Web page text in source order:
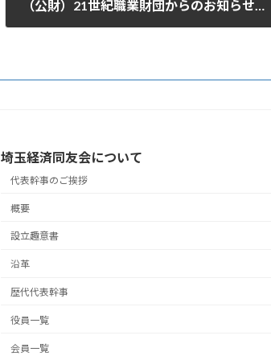
（公財）21世紀職業財団からのお知らせ「『ハラスメント防止コンサルタント』養成講座・認定試験」のご案内
埼玉経済同友会について
代表幹事のご挨拶
概要
設立趣意書
沿革
歴代代表幹事
役員一覧
会員一覧